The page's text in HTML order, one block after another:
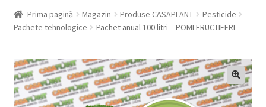
copil
Produse BIO
Igienă publică
Prima pagină Magazin Produse CASAPLANT
Pesticide
Pachete tehnologice
Pachet anual 100 litri – POMI FRUCTIFERI